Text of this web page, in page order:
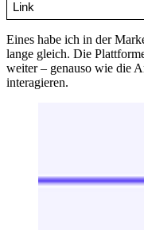
Link
Eines habe ich in der
lange gleich. Die
weiter – genauso wie die
interagieren.